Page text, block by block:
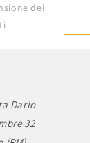
dei
Dario
32